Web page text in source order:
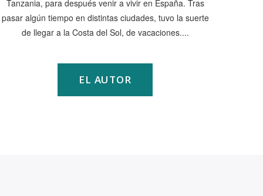
Tanzania, para después venir a vivir en España. Tras
pasar algún tiempo en distintas ciudades, tuvo la suerte
de llegar a la Costa del Sol, de vacaciones....
EL AUTOR